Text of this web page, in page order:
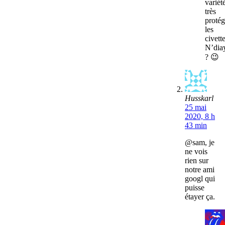
très
les
? 😉
Husskarl
25 mai
2020, 8 h
43 min
@sam, je
ne vois
rien sur
notre ami
googl qui
puisse
étayer ça.